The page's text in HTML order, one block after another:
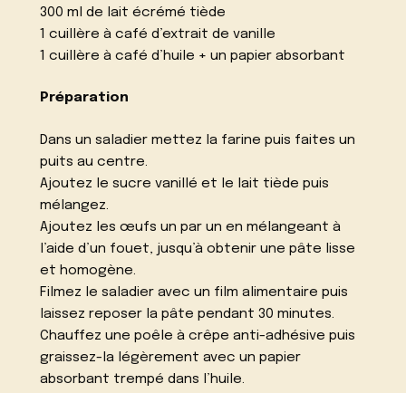
300 ml de lait écrémé tiède
1 cuillère à café d’extrait de vanille
1 cuillère à café d’huile + un papier absorbant
Préparation
Dans un saladier mettez la farine puis faites un
puits au centre.
Ajoutez le sucre vanillé et le lait tiède puis
mélangez.
Ajoutez les œufs un par un en mélangeant à
l’aide d’un fouet, jusqu’à obtenir une pâte lisse
et homogène.
Filmez le saladier avec un film alimentaire puis
laissez reposer la pâte pendant 30 minutes.
Chauffez une poêle à crêpe anti-adhésive puis
graissez-la légèrement avec un papier
absorbant trempé dans l’huile.